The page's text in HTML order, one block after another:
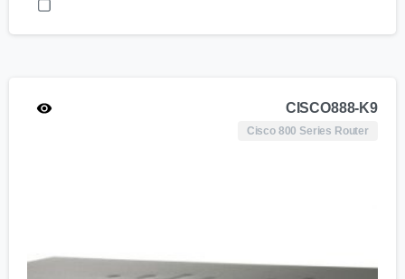
CISCO888-K9
Cisco 800 Series Router